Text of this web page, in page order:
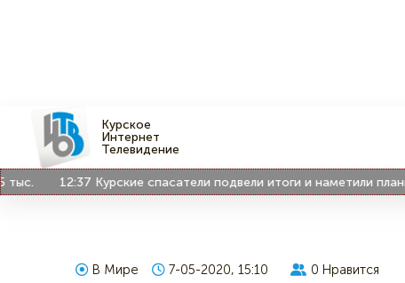
Курское
Интернет
Телевидение
12:37 Курские спасатели подвели итоги и наметили планы
В Мире 7-05-2020, 15:10 0 Нравится